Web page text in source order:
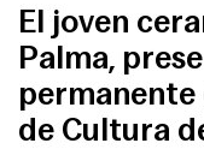
El joven
Palma,
de Cultura